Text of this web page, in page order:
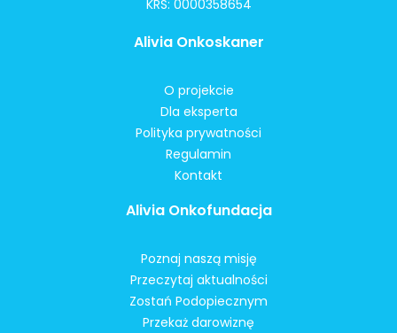
KRS: 0000358654
Alivia Onkoskaner
O projekcie
Dla eksperta
Polityka prywatności
Regulamin
Kontakt
Alivia Onkofundacja
Poznaj naszą misję
Przeczytaj aktualności
Zostań Podopiecznym
Przekaż darowiznę